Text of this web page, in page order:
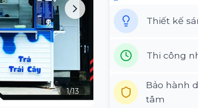
Thiết kế
Thi công
Bảo hành
tâm
1/13